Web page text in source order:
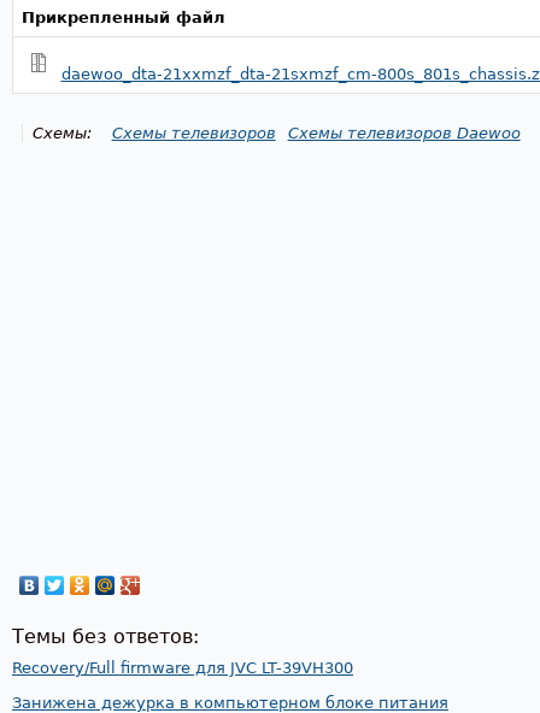
Прикрепленный файл
daewoo_dta-21xxmzf_dta-21sxmzf_cm-
Схемы: Схемы телевизоров Схемы телевизоров Daewoo
Темы без ответов:
Recovery/Full firmware для JVC LT-39VH300
Занижена дежурка в компьютерном блоке питания